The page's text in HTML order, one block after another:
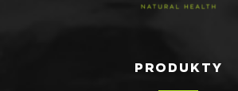
PRODUKTY